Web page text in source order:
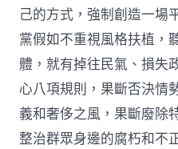
己的方式，強制創造一場
黨假如不重視風格扶植，
體，就有掉往民氣、損失
心八項規則，果斷否決情
義和奢侈之風，果斷廢除
整治群眾身邊的腐朽和不